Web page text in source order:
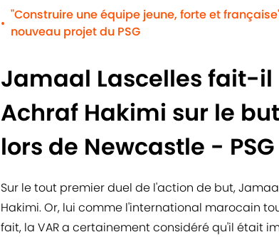
•
"Construire une équipe jeune, forte et
nouveau projet du PSG
Jamaal Lascelles fait-
Achraf Hakimi sur le
lors de Newcastle - PSG
Sur le tout premier duel de l'action de but,
Hakimi. Or, lui comme l'international marocain
fait, la VAR a certainement considéré qu'il était